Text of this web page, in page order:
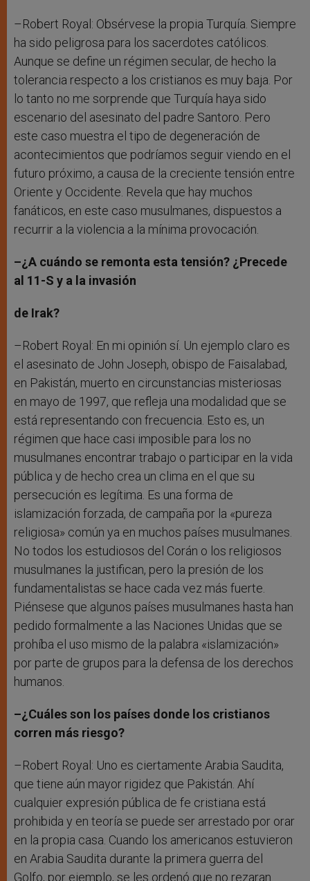
–Robert Royal: Obsérvese la propia Turquía. Siempre
ha sido peligrosa para los sacerdotes católicos.
Aunque se define un régimen secular, de hecho la
tolerancia respecto a los cristianos es muy baja. Por
lo tanto no me sorprende que Turquía haya sido
escenario del asesinato del padre Santoro. Pero
este caso muestra el tipo de degeneración de
acontecimientos que podríamos seguir viendo en el
futuro próximo, a causa de la creciente tensión entre
Oriente y Occidente. Revela que hay muchos
fanáticos, en este caso musulmanes, dispuestos a
recurrir a la violencia a la mínima provocación.
–¿A cuándo se remonta esta tensión? ¿Precede
al 11-S y a la invasión
de Irak?
–Robert Royal: En mi opinión sí. Un ejemplo claro es
el asesinato de John Joseph, obispo de Faisalabad,
en Pakistán, muerto en circunstancias misteriosas
en mayo de 1997, que refleja una modalidad que se
está representando con frecuencia. Esto es, un
régimen que hace casi imposible para los no
musulmanes encontrar trabajo o participar en la vida
pública y de hecho crea un clima en el que su
persecución es legítima. Es una forma de
islamización forzada, de campaña por la «pureza
religiosa» común ya en muchos países musulmanes.
No todos los estudiosos del Corán o los religiosos
musulmanes la justifican, pero la presión de los
fundamentalistas se hace cada vez más fuerte.
Piénsese que algunos países musulmanes hasta han
pedido formalmente a las Naciones Unidas que se
prohíba el uso mismo de la palabra «islamización»
por parte de grupos para la defensa de los derechos
humanos.
–¿Cuáles son los países donde los cristianos
corren más riesgo?
–Robert Royal: Uno es ciertamente Arabia Saudita,
que tiene aún mayor rigidez que Pakistán. Ahí
cualquier expresión pública de fe cristiana está
prohibida y en teoría se puede ser arrestado por orar
en la propia casa. Cuando los americanos estuvieron
en Arabia Saudita durante la primera guerra del
Golfo, por ejemplo, se les ordenó que no rezaran